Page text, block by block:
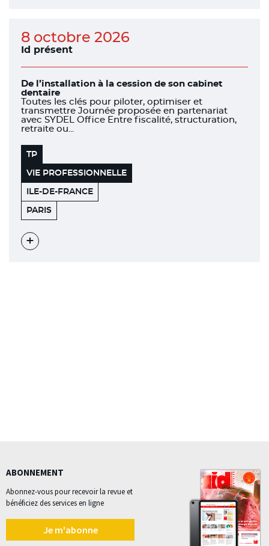
8 octobre 2026
Id présent
De l’installation à la cession de son cabinet
dentaire
Toutes les clés pour piloter, optimiser et
transmettre Journée proposée en partenariat
avec SYDEL Office Entre fiscalité, structuration,
retraite ou...
TP
VIE PROFESSIONNELLE
ILE-DE-FRANCE
SIÈGE
INFORMATION
PARIS
Voir
ABONNEMENT
Abonnez-vous pour recevoir la revue et
bénéficiez des services en ligne
Je m'abonne